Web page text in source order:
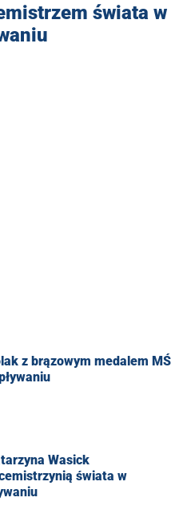
świata w
z brązowym medalem MŚ
Wasick
świata w